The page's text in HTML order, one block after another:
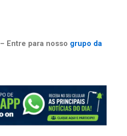
– Entre para nosso grupo da